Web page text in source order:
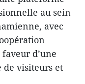
au sein
avec
d’une
de visiteurs et